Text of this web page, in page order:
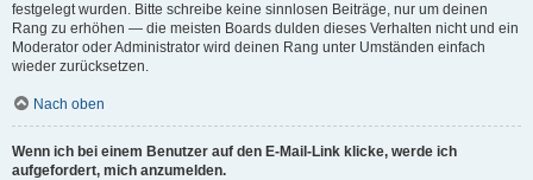
festgelegt wurden. Bitte schreibe keine sinnlosen Beiträge, nur um deinen
Rang zu erhöhen — die meisten Boards dulden dieses Verhalten nicht und ein
Moderator oder Administrator wird deinen Rang unter Umständen einfach
wieder zurücksetzen.
Nach oben
Wenn ich bei einem Benutzer auf den E-Mail-Link klicke, werde ich
aufgefordert, mich anzumelden.